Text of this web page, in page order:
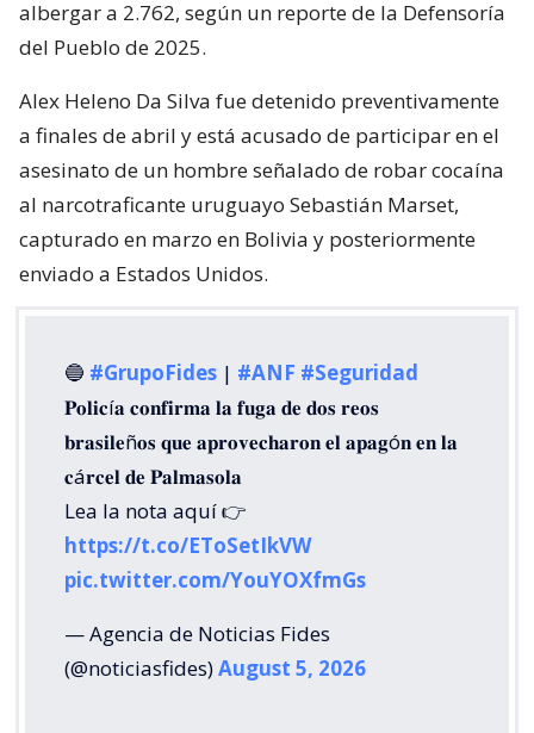
albergar a 2.762, según un reporte de la Defensoría
del Pueblo de 2025.
Alex Heleno Da Silva fue detenido preventivamente
a finales de abril y está acusado de participar en el
asesinato de un hombre señalado de robar cocaína
al narcotraficante uruguayo Sebastián Marset,
capturado en marzo en Bolivia y posteriormente
enviado a Estados Unidos.
🔵 #GrupoFides | #ANF #Seguridad
𝐏𝐨𝐥𝐢𝐜í𝐚 𝐜𝐨𝐧𝐟𝐢𝐫𝐦𝐚 𝐥𝐚 𝐟𝐮𝐠𝐚 𝐝𝐞 𝐝𝐨𝐬 𝐫𝐞𝐨𝐬
𝐛𝐫𝐚𝐬𝐢𝐥𝐞ñ𝐨𝐬 𝐪𝐮𝐞 𝐚𝐩𝐫𝐨𝐯𝐞𝐜𝐡𝐚𝐫𝐨𝐧 𝐞𝐥 𝐚𝐩𝐚𝐠ó𝐧 𝐞𝐧 𝐥𝐚
𝐜á𝐫𝐜𝐞𝐥 𝐝𝐞 𝐏𝐚𝐥𝐦𝐚𝐬𝐨𝐥𝐚
Lea la nota aquí 👉
https://t.co/EToSetIkVW
pic.twitter.com/YouYOXfmGs
— Agencia de Noticias Fides
(@noticiasfides)August 5, 2026